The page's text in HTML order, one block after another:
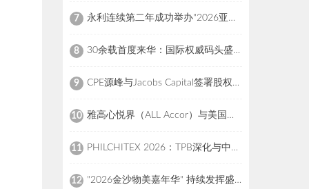
7 永利连续第二年成功举办"2026亚洲50最佳酒吧"颁奖盛典，引领亚洲酒吧界瞩目盛事，彰显国际餐饮领导地位
8 30余载首度来华：国际权威码头盛会落子上海，早鸟票与全球招商同步启幕
9 CPE源峰与Jacobs Capital签署股权购买协议，全资收购瑞士高端户外百年品牌猛犸象
10 雅高心悦界（ALL Accor）与美国运通积分转换合作计划正式登场
11 PHILCHITEX 2026：TPB深化与中国旅游业界合作 斩获1.332亿菲律宾比索意向订单
12 "2026金沙物美嘉年华" 持续发挥盛事平台效应